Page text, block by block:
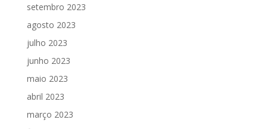
setembro 2023
agosto 2023
julho 2023
junho 2023
maio 2023
abril 2023
março 2023